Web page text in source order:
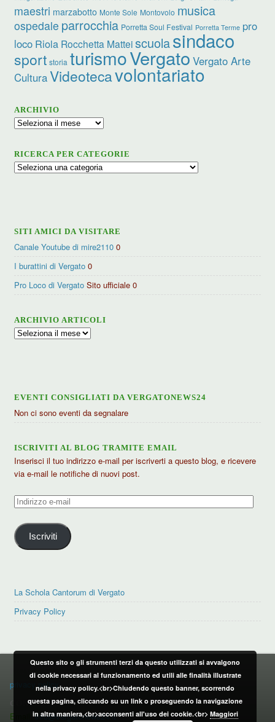
maestri marzabotto Monte Sole Montovolo musica
ospedale parrocchia Porretta Soul Festival Porretta Terme pro
loco Riola Rocchetta Matteiscuolasindaco
sport storia turismoVergato Vergato Arte
CulturaVideotecavolontariato
ARCHIVIO
Archivio
RICERCA PER CATEGORIE
Ricerca
SITI AMICI DA VISITARE
Canale Youtube di mire2110 0
I burattini di Vergato 0
Pro Loco di Vergato Sito ufficiale 0
ARCHIVIO ARTICOLI
Archivio
EVENTI CONSIGLIATI DA VERGATONEWS24
Non ci sono eventi da segnalare
ISCRIVITI AL BLOG TRAMITE EMAIL
Inserisci il tuo indirizzo e-mail per iscriverti a questo blog, e ricevere
via e-mail le notifiche di nuovi post.
Indirizzo
mail
Iscriviti
La Schola Cantorum di Vergato
Privacy Policy
PRIVACY POLICY
privacy policy
CONTATTI:
Email:info@vergatonews24.it
Questo sito o gli strumenti terzi da questo utilizzati si avvalgono
di cookie necessari al funzionamento ed utili alle finalità illustrate
nella privacy policy.<br>Chiudendo questo banner, scorrendo
questa pagina, cliccando su un link o proseguendo la navigazione
in altra maniera,<br>acconsenti all'uso dei cookie.<br> Maggiori